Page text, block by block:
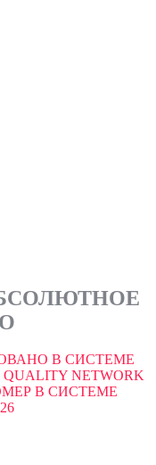
В СИСТЕМЕ
NETWORK
В СИСТЕМЕ